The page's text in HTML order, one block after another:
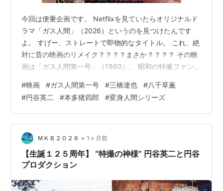
今回は便乗企画です。 Netflixを見ていたらオリジナルド
ラマ「ガス人間」（2026）というのを見つけたんです
よ。 すげー、ストレートで即物的なタイトル。 これ、絶
対に昔の映画のリメイク？？？？まさか？？？？ その映
画は「ガス人間第一号」（1960）。 昭和の特撮ファンに
メイクでした。 凄い時代です。こんなマニア向け作品が
世界のNetflixで作られるなんて・・・ そんなワケで「新
幹線大爆破」（1975）に続いて、便乗レビューです（大
笑） （あらすじ） 銀行強盗が発生。警察は車で逃走する
犯人を追ったが、途中で犯人の車が崖から転落。し…
#映画 #ガス人間第一号 #三橋達也 #八千草薫
#円谷英二 #本多猪四郎 #変身人間シリーズ
ＭＫＢ２０２６ • 1ヶ月前
【生誕１２５周年】 “特撮の神様” 円谷英二と円谷
プロダクション